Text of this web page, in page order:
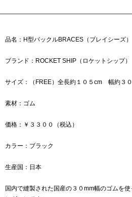
品名：H型バックルBRACES（ブレイシーズ
ブランド：ROCKET SHIP（ロケットシップ）
サイズ：（FREE）全長約１０５cm 幅約３
素材：ゴム
価格：￥３３００（税込）
カラー：ブラック
生産国：日本
国内で縫製された国産の３０mm幅のゴムを